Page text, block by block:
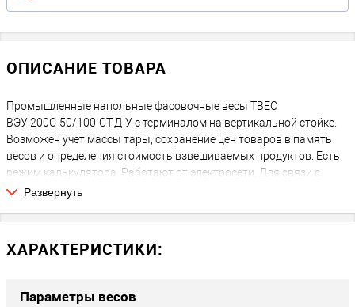
ОПИСАНИЕ ТОВАРА
Промышленные напольные фасовочные весы ТВЕС
ВЭУ-200С-50/100-СТ-Д-У с терминалом на вертикальной стойке.
Возможен учет массы тары, сохранение цен товаров в память
весов и определения стоимость взвешиваемых продуктов. Есть
режим калькулятора. Работают от электросети. Для связи с
внешними устройствами используется порт RS-232.
Развернуть
ХАРАКТЕРИСТИКИ:
Параметры весов